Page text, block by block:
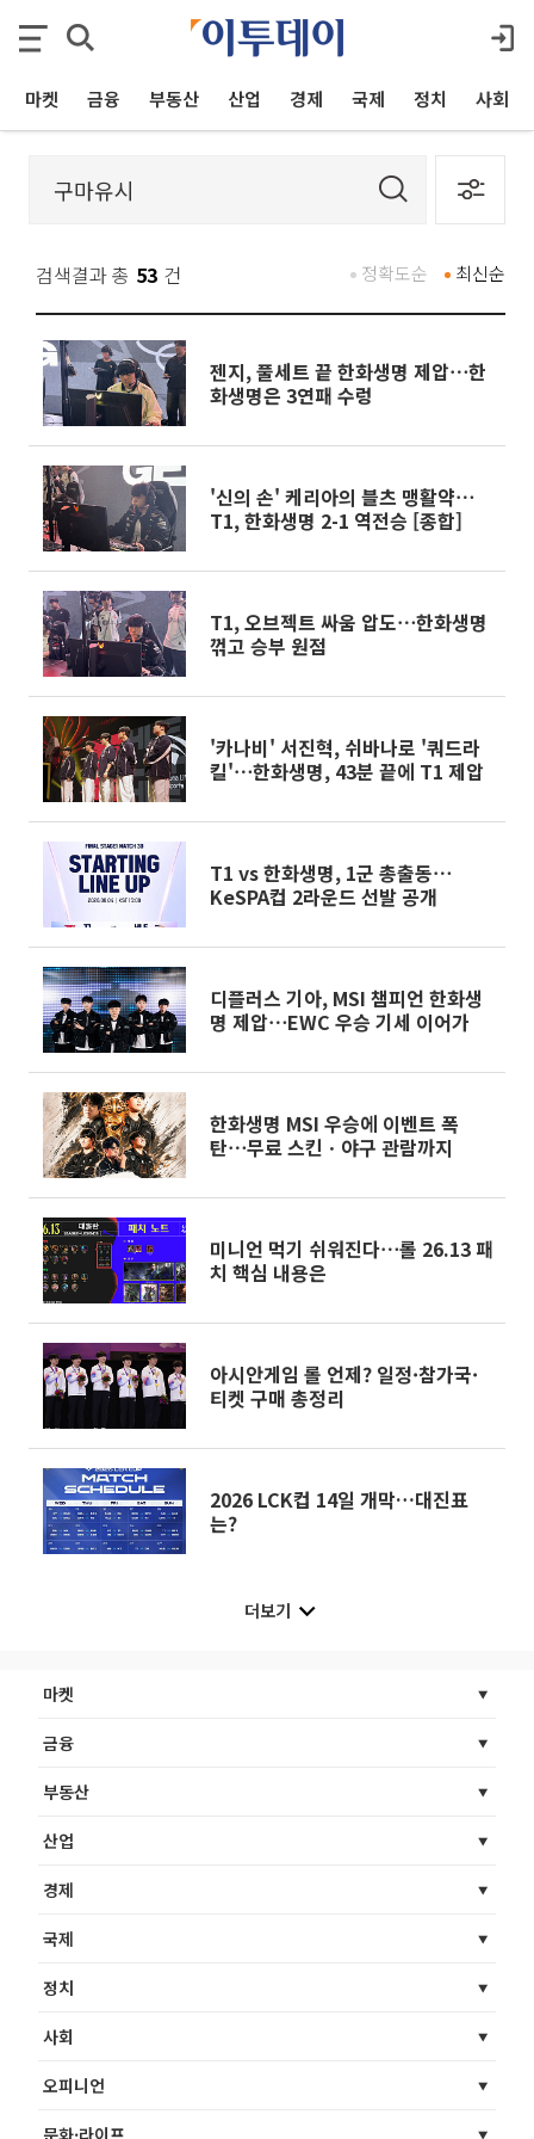
마켓 금융 부동산 산업 경제 국제 정치 사회
검색결과 총 53 건 최신순
정확도순
젠지, 풀세트 끝 한화생명 제압⋯한
화생명은 3연패 수렁
'신의 손' 케리아의 블츠 맹활약⋯
T1, 한화생명 2-1 역전승 [종합]
T1, 오브젝트 싸움 압도⋯한화생명
꺾고 승부 원점
'카나비' 서진혁, 쉬바나로 '쿼드라
킬'⋯한화생명, 43분 끝에 T1 제압
T1 vs 한화생명, 1군 총출동⋯
KeSPA컵 2라운드 선발 공개
디플러스 기아, MSI 챔피언 한화생
명 제압⋯EWC 우승 기세 이어가
한화생명 MSI 우승에 이벤트 폭
탄⋯무료 스킨ㆍ야구 관람까지
미니언 먹기 쉬워진다⋯롤 26.13 패
치 핵심 내용은
아시안게임 롤 언제? 일정·참가국·
티켓 구매 총정리
2026 LCK컵 14일 개막…대진표
는?
더보기
마켓
금융
부동산
산업
경제
국제
정치
사회
오피니언
문화·라이프